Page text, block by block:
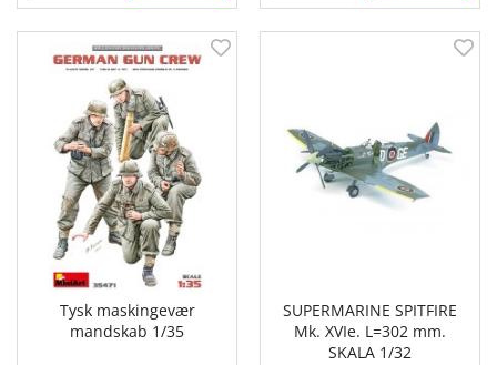
Tysk maskingevær
mandskab 1/35
SUPERMARINE SPITFIRE
Mk. XVIe. L=302 mm.
SKALA 1/32